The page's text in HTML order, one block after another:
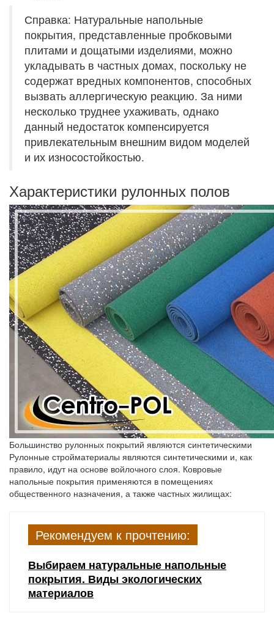
Справка: Натуральные напольные
покрытия, представленные пробковыми
плитами и дощатыми изделиями, можно
укладывать в частных домах, поскольку не
содержат вредных компонентов, способных
вызвать аллергическую реакцию. За ними
несколько труднее ухаживать, однако
данный недостаток компенсируется
привлекательным внешним видом моделей
и их износостойкостью.
Характеристики рулонных полов
Большинство рулонных покрытий являются синтетическими
Рулонные стройматериалы являются синтетическими и, как
правило, идут на основе войлочного слоя. Ковровые
напольные покрытия применяются в помещениях
общественного назначения, а также частных жилищах:
Рекомендуем к прочтению:
Выбираем натуральные напольные
покрытия. Виды экологических
материалов